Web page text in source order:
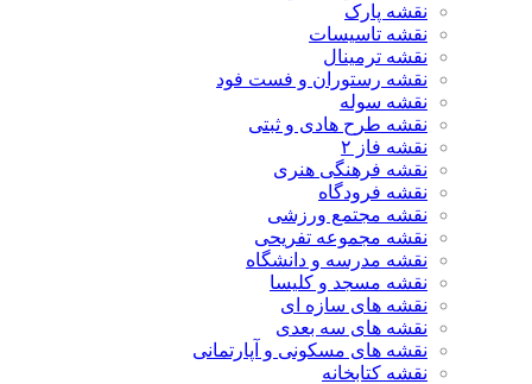
نقشه پارک
نقشه تاسیسات
نقشه ترمینال
نقشه رستوران و فست فود
نقشه سوله
نقشه طرح هادی و ثبتی
نقشه فاز ۲
نقشه فرهنگی هنری
نقشه فرودگاه
نقشه مجتمع ورزشی
نقشه مجموعه تفریحی
نقشه مدرسه و دانشگاه
نقشه مسجد و کلیسا
نقشه های سازه ای
نقشه های سه بعدی
نقشه های مسکونی و آپارتمانی
نقشه کتابخانه